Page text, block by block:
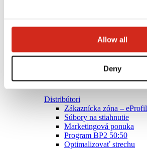
Allow all
Deny
Distribútori
Zákaznícka zóna – eProfil
Súbory na stiahnutie
Marketingová ponuka
Program BP2 50:50
Optimalizovať strechu